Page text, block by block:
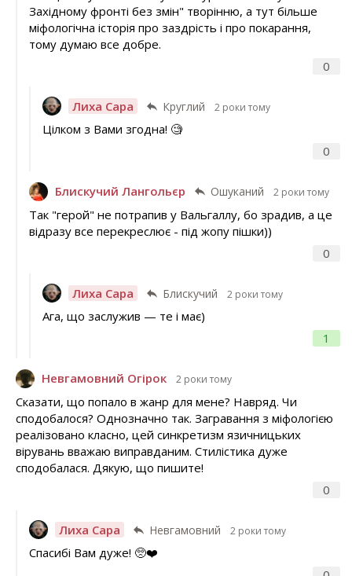
0
Західному фронті без змін" творінню, а тут більше
міфологічна історія про заздрість і про покарання,
тому думаю все добре.
Лиха Сара Круглий 2 роки тому
0
Цілком з Вами згодна! 🧐
Блискучий Лангольєр Ошуканий 2 роки тому
0
Так "герой" не потрапив у Вальгаллу, бо зрадив, а це
відразу все перекреслює - під жопу пішки))
Лиха Сара Блискучий 2 роки тому
1
Ага, що заслужив — те і має)
Невгамовний Огірок 2 роки тому
0
Сказати, що попало в жанр для мене? Навряд. Чи
сподобалося? Однозначно так. Загравання з міфологією
реалізовано класно, цей синкретизм язичницьких
вірувань вважаю виправданим. Стилістика дуже
сподобалася. Дякую, що пишите!
Лиха Сара Невгамовний 2 роки тому
Спасибі Вам дуже! 🥺❤️